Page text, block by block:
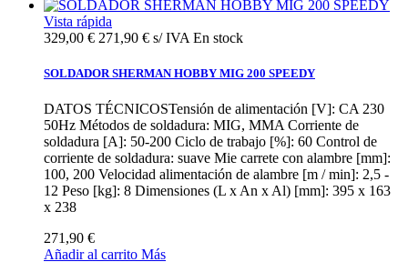
Vista rápida
329,00 € 271,90 € s/ IVA En stock
SOLDADOR SHERMAN HOBBY MIG 200 SPEEDY
DATOS TÉCNICOSTensión de alimentación [V]: CA 230
50Hz Métodos de soldadura: MIG, MMA Corriente de
soldadura [A]: 50-200 Ciclo de trabajo [%]: 60 Control de
corriente de soldadura: suave Mie carrete con alambre [mm]:
100, 200 Velocidad alimentación de alambre [m / min]: 2,5 -
12 Peso [kg]: 8 Dimensiones (L x An x Al) [mm]: 395 x 163
x 238
271,90 €
Añadir al carrito Más